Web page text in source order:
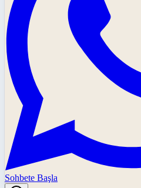
Sohbete Başla